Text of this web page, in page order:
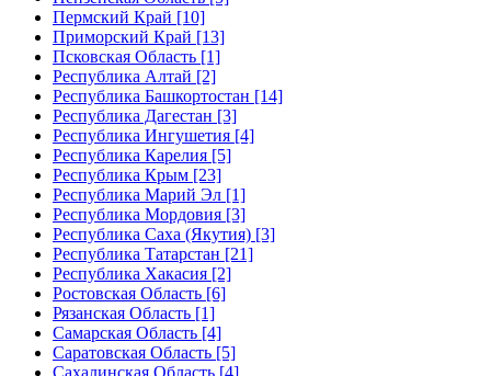
Пермский Край [10]
Приморский Край [13]
Псковская Область [1]
Республика Алтай [2]
Республика Башкортостан [14]
Республика Дагестан [3]
Республика Ингушетия [4]
Республика Карелия [5]
Республика Крым [23]
Республика Марий Эл [1]
Республика Мордовия [3]
Республика Саха (Якутия) [3]
Республика Татарстан [21]
Республика Хакасия [2]
Ростовская Область [6]
Рязанская Область [1]
Самарская Область [4]
Саратовская Область [5]
Сахалинская Область [4]